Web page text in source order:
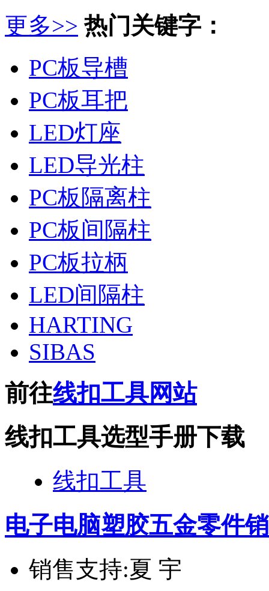
更多>> 热门关键字：
PC板导槽
PC板耳把
LED灯座
LED导光柱
PC板隔离柱
PC板间隔柱
PC板拉柄
LED间隔柱
HARTING
SIBAS
前往线扣工具网站
线扣工具选型手册下载
线扣工具
电子电脑塑胶五金零件
销售支持:夏 宇